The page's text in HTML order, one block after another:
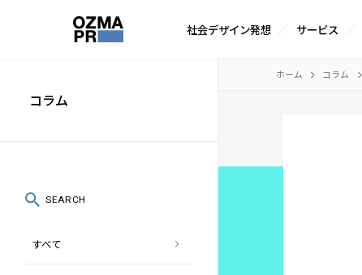
ッ
ズ
イ
社会デザイン発想 サービス
ホーム コラム
コラム
SEARCH
すべて